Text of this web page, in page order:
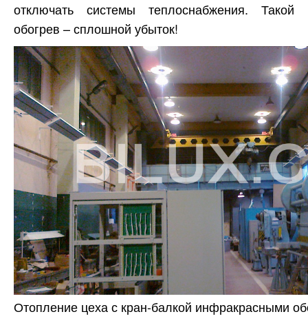
отключать системы теплоснабжения. Такой
обогрев – сплошной убыток!
Отопление цеха с кран-балкой инфракрасными